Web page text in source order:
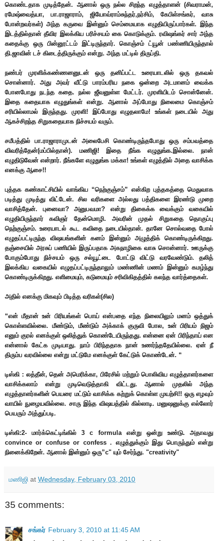
கொண்டதாக முடித்தேன். ஆனால் ஒரு நல்ல சிறந்த எழுத்தாளன் (சிவராமன்,
ரமேஷ்வைத்யா, பா.ராஜாராம், ஜியோவ்ராம்சுந்தர்,நர்சிம், கேபிள்சங்கர், வாசு
போன்றவர்கள்) அந்த கருவை இன்னும் செம்மையாக எழுதியிருப்பார்கள். இந்த
இடத்தில்தான் தீவிர இலக்கிய பரிச்சயம் கை கொடுக்கும். ரவிஷங்கர் சார் அந்த
கதைக்கு ஒரு பின்னூட்டம் இட்டிருந்தார். கொஞ்சம் ட்யூன் பண்ணியிருந்தால்
தி.ஜாவின் டச் கிடைத்திருக்கும் என்று. அந்த மட்டில் திருப்தி.
நண்பர் முரளிக்கண்ணனனுடன் ஒரு தனிப்பட்ட உரையாடலில் ஒரு தகவல்
சொன்னார். அது அவர் வீட்டு பாரம்பரிய நகை ஒன்றை அடமானம் வைக்க
போனபோது நடந்த கதை. நல்ல ஜீவனுள்ள மேட்டர். முரளியிடம் சொன்னேன்.
இதை கதையாக எழுதுங்கள் என்று. ஆனால் அப்போது நிலைமை கொஞ்சம்
சரியில்லாமல் இருந்தது. முரளி! இப்போது எழுதலாமே! உங்கள் நடையில் அது
ஆகச்சிறந்த சிறுகதையாக நிச்சயம் வரும்.
சமீபத்தில் பா.ராஜாராமுடன் அலைபேசி கொண்டிருந்தபோது ஒரு சம்பவத்தை
விவரித்தேன்(மப்பில்தான்). மணிஜி! இதை நீங்க எழுதுங்க.இல்லை. நான்
எழுதிடுவேன் என்றார். நீங்களே எழுதுங்க மக்கா! உங்கள் எழுத்தில் அதை வாசிக்க
எனக்கு ஆசை!!
புத்தக கண்காட்சியில் வாங்கிய “நெற்குஞ்சம்” என்கிற புத்தகத்தை மெதுவாக
படித்து முடித்து விட்டேன். சில வரிகளை அல்லது பத்திகளை இரண்டு முறை
வாசித்தேன். புனைவா? அனுபவமா? என்று திகைக்க வைக்கும் வகையில்
எழுதியிருந்தார் கவிஞர் தேன்மொழி. அவரின் முதல் சிறுகதை தொகுப்பு
நெற்குஞ்சம். உரையாடல் கூட கவிதை நடையில்தான். தானே சொல்வதை போல்
எழுதப்பட்டிருந்த விஷயங்களின் கனம் இன்னும் அழுத்திக் கொண்டிருக்கிறது.
தஞ்சையில் அரசுப் பணியில் இருப்பதாக அகநாழிகை வாசு சொன்னார். ஊருக்கு
போகும்போது நிச்சயம் ஒரு சல்யூட்டை போட்டு விட்டு வரவேண்டும். தலித்
இலக்கிய வகையில் எழுதப்பட்டிருந்தாலும் மண்ணின் மணம் இன்னும் கமழ்ந்து
கொண்டிருக்கிறது. எளிமையும், கடுமையும் சரிவிகிதத்தில் கலந்த வார்த்தைகள்.
அதில் எனக்கு மிகவும் பிடித்த வரிகள்(சில)
“என் மீதான் உன் பிரியங்கள் பொய் என்பதை எந்த நிலையிலும் மனம் ஒத்துக்
கொள்ளவில்லை. மீண்டும், மீண்டும் அக்காக் குருவி போல, உன் பிரியம் நிஜம்
எனும் குரல் எனக்குள் ஒலித்துக் கொண்டேயிருந்தது. என்னை ஏன் பிரிந்தாய் என
என்னால் கேட்க முடியாது. நாம் பிரிந்ததாக நான் உணர்ந்ததேயில்லை. ஏன் நீ
திரும்ப வரவில்லை என்று மட்டுமே எனக்குள் கேட்டுக் கொண்டேன். “
டிஸ்கி : லத்தீன், தென் அமெரிக்கா, பிரேசில் மற்றும் பொலிவிய எழுத்தாளர்களை
வாசிக்கலாம் என்று முடிவெடுத்தாகி விட்டது. ஆனால் முதலில் அந்த
எழுத்தாளர்களின் பெயரை மட்டும் வாசிக்க கற்றுக் கொள்ள முயற்சி!! ஒரு எழவும்
வாயில் நுழையவில்லை. சாரு இந்த விஷயத்தில் கில்லாடி. மனுஷனுக்கு எல்லோர்
பெயரும் அத்துப்படி.
டிஸ்கி:2- மார்க்கெட்டிங்கில் 3 c formula என்று ஒன்று உண்டு. அதாவது
convince or confuse or confess . எழுத்துக்கும் இது பொருந்தும் என்று
நினைக்கிறேன். ஆனால் இன்னும் ஒரு”c" யும் சேர்ந்து. "creativity"
மணிஜி at Wednesday, February 03, 2010
35 comments:
சங்கர் February 3, 2010 at 11:45 AM